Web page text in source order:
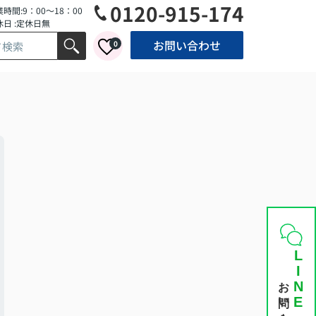
LINE
時間:9：00～18：00
日 :定休日無
0120-915-174
0 お問い合わせ